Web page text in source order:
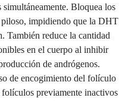
Bloquea los
piloso, impidiendo que la DHT
También reduce la cantidad
en el cuerpo al inhibir
de andrógenos.
de encogimiento del folículo
previamente inactivos